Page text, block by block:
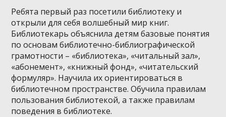
Ребята первый раз посетили библиотеку и
открыли для себя волшебный мир книг.
Библиотекарь объяснила детям базовые понятия
по основам библиотечно-библиографической
грамотности – «библиотека», «читальный зал»,
«абонемент», «книжный фонд», «читательский
формуляр». Научила их ориентироваться в
библиотечном пространстве. Обучила правилам
пользования библиотекой, а также правилам
поведения в библиотеке.